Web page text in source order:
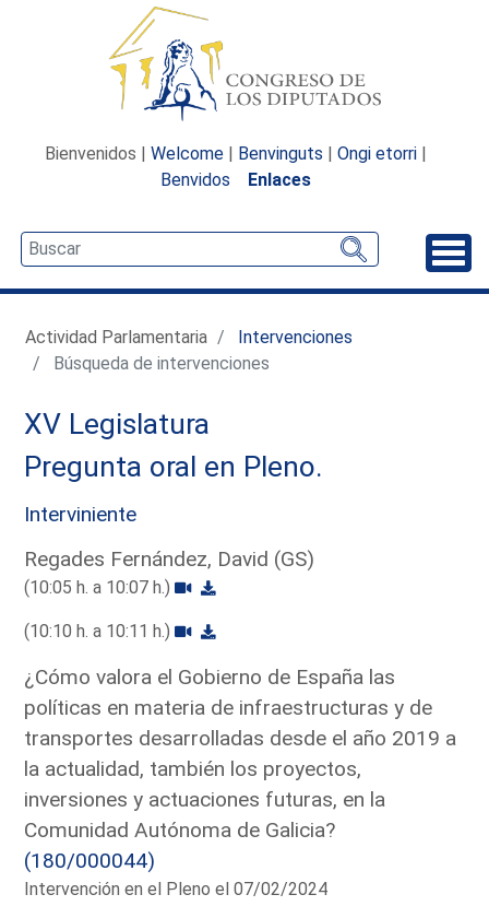
Bienvenidos | Welcome | Benvinguts | Ongi etorri |
Benvidos
Enlaces
Actividad Parlamentaria
Intervenciones
Búsqueda de intervenciones
XV Legislatura
Pregunta oral en Pleno.
Interviniente
Regades Fernández, David (GS)
(10:05 h. a 10:07 h.)
(10:10 h. a 10:11 h.)
¿Cómo valora el Gobierno de España las
políticas en materia de infraestructuras y de
transportes desarrolladas desde el año 2019 a
la actualidad, también los proyectos,
inversiones y actuaciones futuras, en la
Comunidad Autónoma de Galicia?
(180/000044)
Intervención en el Pleno el 07/02/2024